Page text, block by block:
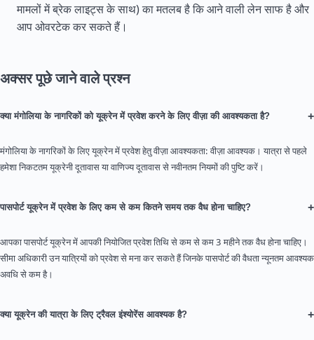
मामलों में ब्रेक लाइट्स के साथ) का मतलब है कि आने वाली लेन साफ है और
आप ओवरटेक कर सकते हैं।
अक्सर पूछे जाने वाले प्रश्न
क्या मंगोलिया के नागरिकों को यूक्रेन में प्रवेश करने के लिए वीज़ा की आवश्यकता है? +
मंगोलिया के नागरिकों के लिए यूक्रेन में प्रवेश हेतु वीज़ा आवश्यकता: वीज़ा आवश्यक। यात्रा से पहले
हमेशा निकटतम यूक्रेनी दूतावास या वाणिज्य दूतावास से नवीनतम नियमों की पुष्टि करें।
पासपोर्ट यूक्रेन में प्रवेश के लिए कम से कम कितने समय तक वैध होना चाहिए? +
आपका पासपोर्ट यूक्रेन में आपकी नियोजित प्रवेश तिथि से कम से कम 3 महीने तक वैध होना चाहिए।
सीमा अधिकारी उन यात्रियों को प्रवेश से मना कर सकते हैं जिनके पासपोर्ट की वैधता न्यूनतम आवश्यक
अवधि से कम है।
क्या यूक्रेन की यात्रा के लिए ट्रैवल इंश्योरेंस आवश्यक है? +